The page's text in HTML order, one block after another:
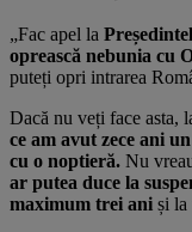
„Fac apel la
oprească nebunia cu
puteți opri intrarea
Dacă nu veți face asta,
ce am avut zece ani
cu o noptieră. Nu
ar putea duce la
maximum trei ani și la